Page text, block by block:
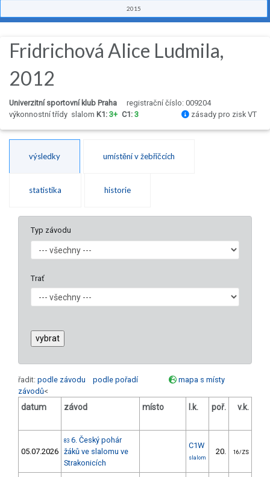
2015
Fridrichová Alice Ludmila,
2012
Univerzitní sportovní klub Praha
registrační číslo: 009204
výkonnostní třídy slalom K1: 3+ C1: 3 zásady pro zisk VT
výsledky umístění v žebříčcích
statistika historie
Typ závodu
Trať
řadit: podle závodu podle pořadí
mapa s místy
závodů<
datum závod místo l.k. poř. v.k.
05.07.2026
83 6. Český pohár
žáků ve slalomu ve
Strakonicích
C1W
slalom
20. 16/ZS